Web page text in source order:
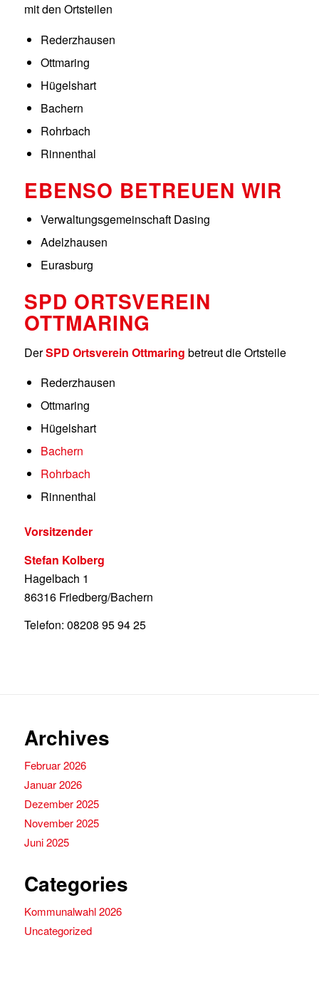
mit den Ortsteilen
Rederzhausen
Ottmaring
Hügelshart
Bachern
Rohrbach
Rinnenthal
EBENSO BETREUEN WIR
Verwaltungsgemeinschaft Dasing
Adelzhausen
Eurasburg
SPD ORTSVEREIN
OTTMARING
DerSPD Ortsverein Ottmaring betreut die Ortsteile
Rederzhausen
Ottmaring
Hügelshart
Bachern
Rohrbach
Rinnenthal
Vorsitzender
Stefan Kolberg
Hagelbach 1
86316 Friedberg/Bachern
Telefon: 08208 95 94 25
Archives
Februar 2026
Januar 2026
Dezember 2025
November 2025
Juni 2025
Categories
Kommunalwahl 2026
Uncategorized